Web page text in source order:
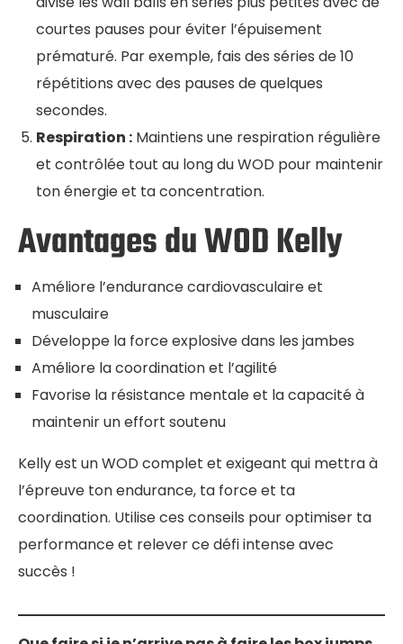
courtes pauses pour éviter l’épuisement
prématuré. Par exemple, fais des séries de 10
répétitions avec des pauses de quelques
secondes.
Respiration : Maintiens une respiration régulière
et contrôlée tout au long du WOD pour maintenir
ton énergie et ta concentration.
Avantages du WOD Kelly
Améliore l’endurance cardiovasculaire et
musculaire
Développe la force explosive dans les jambes
Améliore la coordination et l’agilité
Favorise la résistance mentale et la capacité à
maintenir un effort soutenu
Kelly est un WOD complet et exigeant qui mettra à
l’épreuve ton endurance, ta force et ta
coordination. Utilise ces conseils pour optimiser ta
performance et relever ce défi intense avec
succès !